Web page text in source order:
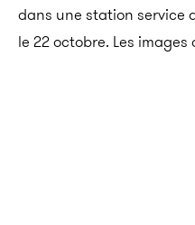
dans une station service
le 22 octobre. Les